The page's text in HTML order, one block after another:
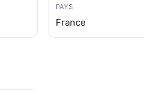
PAYS
France